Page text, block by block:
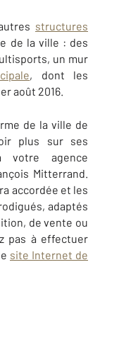
structures
de la ville : des
un mur
, dont les
août 2016.
de la ville de
plus sur ses
votre agence
Mitterrand.
accordée et les
adaptés
de vente ou
pas à effectuer
site Internet de